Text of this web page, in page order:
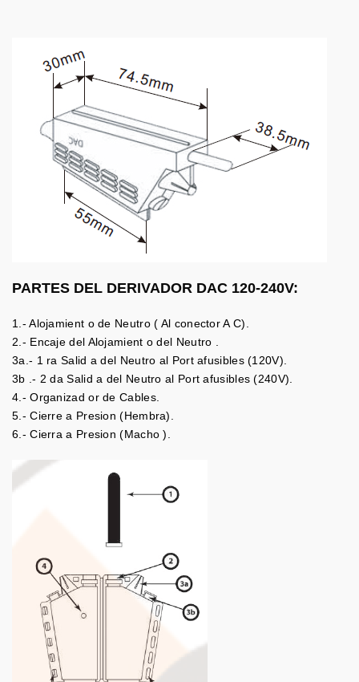
PARTES DEL DERIVADOR DAC 120-240V:
1.- Alojamient o de Neutro ( Al conector A C).
2.- Encaje del Alojamient o del Neutro .
3a.- 1 ra Salid a del Neutro al Port afusibles (120V).
3b .- 2 da Salid a del Neutro al Port afusibles (240V).
4.- Organizad or de Cables.
5.- Cierre a Presion (Hembra).
6.- Cierra a Presion (Macho ).